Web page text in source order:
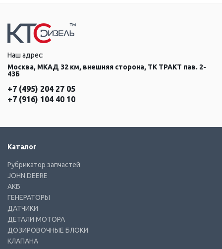
Наш адрес:
Москва, МКАД 32 км, внешняя сторона, ТК ТРАКТ пав. 2-
43Б
+7 (495) 204 27 05
+7 (916) 104 40 10
Каталог
Рубрикатор запчастей
JOHN DEERE
АКБ
ГЕНЕРАТОРЫ
ДАТЧИКИ
ДЕТАЛИ МОТОРА
ДОЗИРОВОЧНЫЕ БЛОКИ
КЛАПАНА